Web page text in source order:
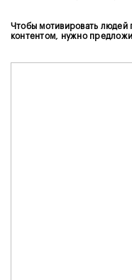
Чтобы мотивировать людей
контентом, нужно